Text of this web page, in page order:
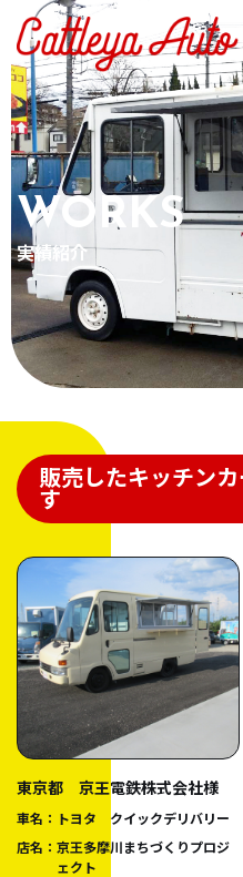
WORKS
実績紹介
販売したキッチン
す
東京都 京王電鉄株式会社様
車名： トヨタ クイックデリバリー
店名： 京王多摩川まちづくりプロジ
ェクト